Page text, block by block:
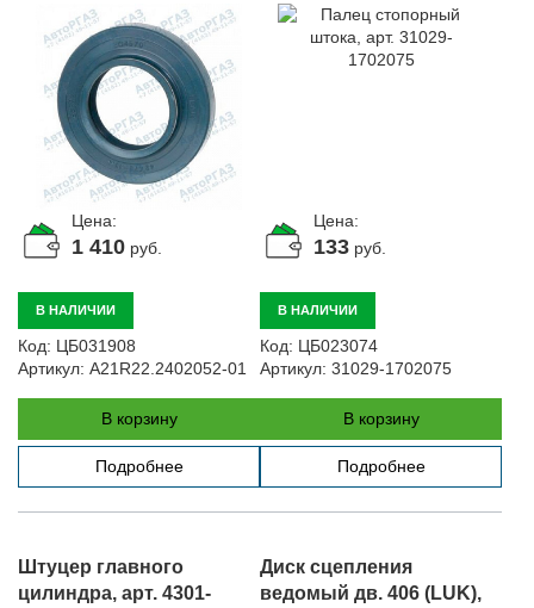
NAK, арт.
A21R22.2402052-01
Цена:
1 410 руб.
В НАЛИЧИИ
Код: ЦБ031908
Артикул: A21R22.2402052-01
В корзину
Подробнее
Цена:
133 руб.
В НАЛИЧИИ
Код: ЦБ023074
Артикул: 31029-1702075
В корзину
Подробнее
Штуцер главного
цилиндра, арт. 4301-
Диск сцепления
ведомый дв. 406 (LUK),